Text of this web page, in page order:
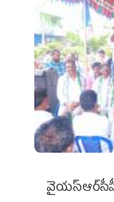
వైయ‌స్ఆర్‌సీపీ